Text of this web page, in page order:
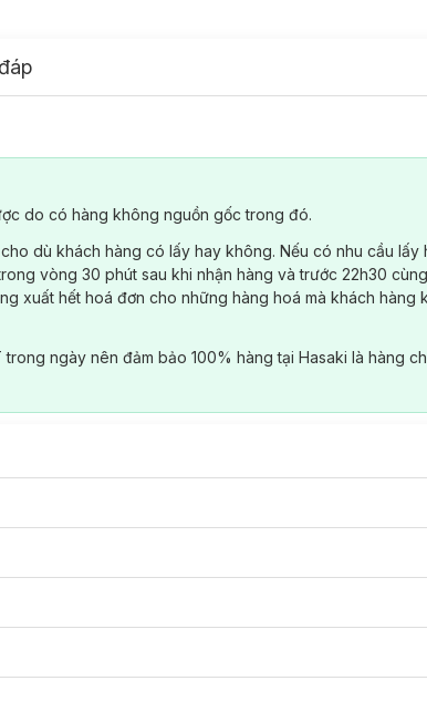
do có hàng không nguồn gốc trong đó.
cho dù khách hàng có lấy hay không. Nếu có nhu cầu lấy
vòng 30 phút sau khi nhận hàng và trước 22h30
xuất hết hoá đơn cho những hàng hoá mà khách hàng
ngày nên đảm bảo 100% hàng tại Hasaki là hàng